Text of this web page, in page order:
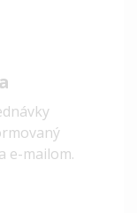
e-mailom.